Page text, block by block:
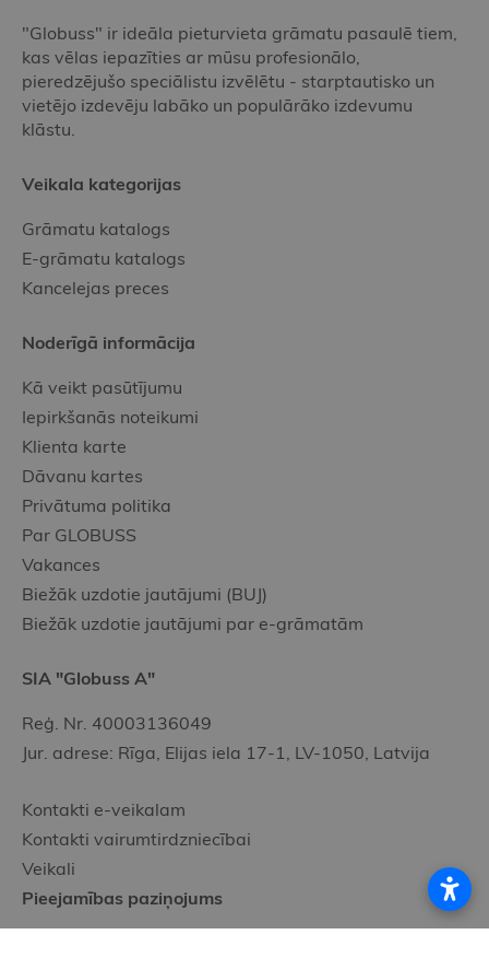
"Globuss" ir ideāla pieturvieta grāmatu pasaulē tiem,
kas vēlas iepazīties ar mūsu profesionālo,
pieredzējušo speciālistu izvēlētu - starptautisko un
vietējo izdevēju labāko un populārāko izdevumu
klāstu.
Veikala kategorijas
Grāmatu katalogs
E-grāmatu katalogs
Kancelejas preces
Noderīgā informācija
Kā veikt pasūtījumu
Iepirkšanās noteikumi
Klienta karte
Dāvanu kartes
Privātuma politika
Par GLOBUSS
Vakances
Biežāk uzdotie jautājumi (BUJ)
Biežāk uzdotie jautājumi par e-grāmatām
SIA "Globuss A"
Reģ. Nr. 40003136049
Jur. adrese: Rīga, Elijas iela 17-1, LV-1050, Latvija
Kontakti e-veikalam
Kontakti vairumtirdzniecībai
Veikali
Pieejamības paziņojums